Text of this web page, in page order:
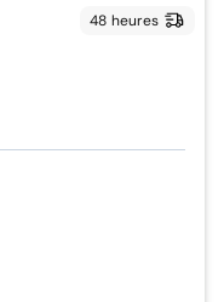
48 heures